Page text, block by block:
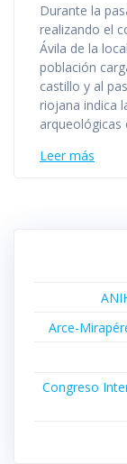
Durante la
realizando el
Ávila de la
población
castillo y al
riojana indica
arqueológicas
Leer más
Arce-
Congreso